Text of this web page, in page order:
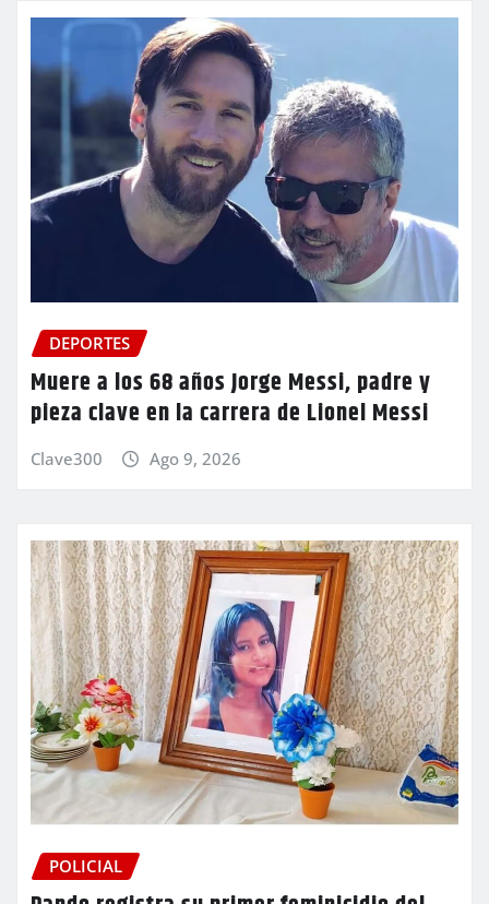
DEPORTES
Muere a los 68 años Jorge Messi, padre y
pieza clave en la carrera de Lionel Messi
Clave300 Ago 9, 2026
POLICIAL